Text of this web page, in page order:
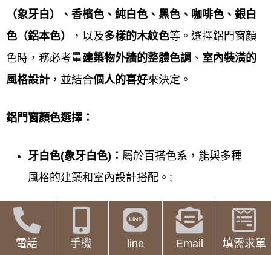
流程如下：
線上初步諮詢與需求提供
透過LINE、線上表單或電話聯繫廠
(如：隔音、氣密) 及想要的
傳送現場照片與初步尺寸
依廠商要求，提供現場 門窗照片
大約尺寸(寬 高) 及特殊需求(如：
窗框顏色、玻璃種類、施工方式)。
此步驟為獲取 初步估價 的關鍵。
（象牙白）、香檳色、純白色、黑色、咖啡色、銀白
色（鋁本色）
，以及多樣的木紋色等。選擇鋁門窗顏
色時，務必考量建築物外牆的整體色調 、 室內裝潢的
風格設計 ，並結合個人的喜好來決定。
鋁門窗顏色選擇：
牙白色(象牙白色) ： 屬於百搭色系，能與多種
風格的建築和室內設計搭配。;
呈現較為高雅的質感，適合搭配較
為現代或簡約的風格。
電話
手機 line Email 填需求單